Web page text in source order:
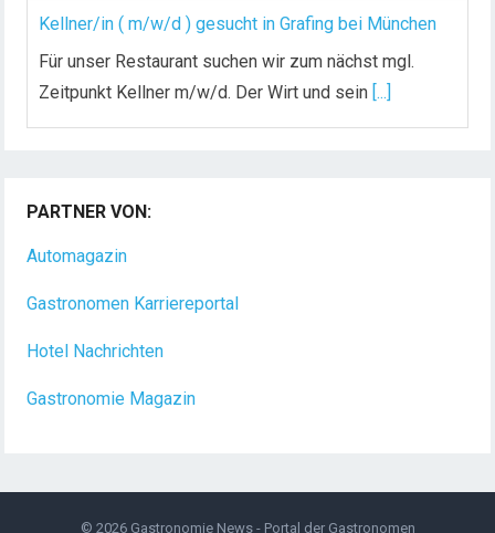
Kellner/in ( m/w/d ) gesucht in Grafing bei München
Für unser Restaurant suchen wir zum nächst mgl.
Zeitpunkt Kellner m/w/d. Der Wirt und sein [...]
Dein Arbeitsplatz mit Urlaubsfeeling Chef de Rang
(m/w/d) Du bist Gastgeber aus Leidenschaft und
PARTNER VON:
Automagazin
Gastronomen Karriereportal
Hotel Nachrichten
Gastronomie Magazin
© 2026 Gastronomie News - Portal der Gastronomen